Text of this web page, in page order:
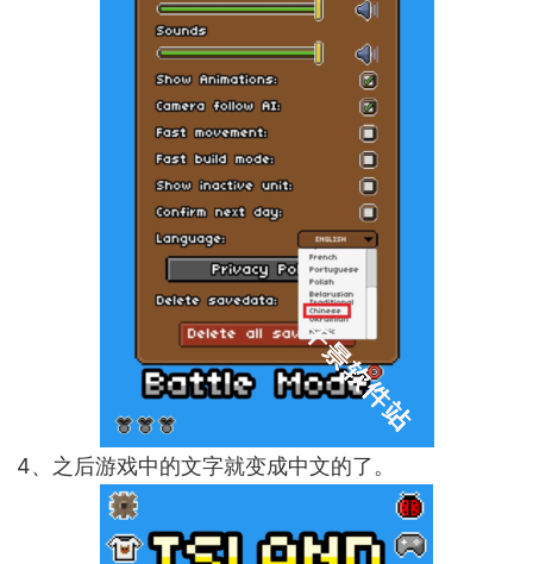
4、之后游戏中的文字就变成中文的了。